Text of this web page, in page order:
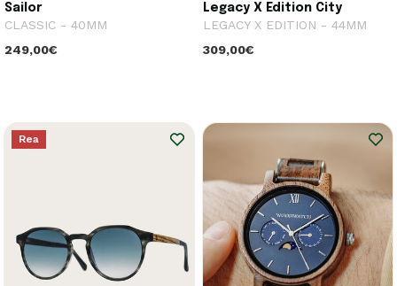
Sailor
CLASSIC - 40MM
249,00€
Legacy X Edition City
LEGACY X EDITION - 44MM
309,00€
Rea